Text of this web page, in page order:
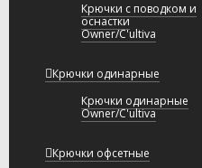
Крючки с поводком и
оснастки
Owner/C'ultiva
Крючки одинарные
Крючки одинарные
Owner/C'ultiva
Крючки офсетные